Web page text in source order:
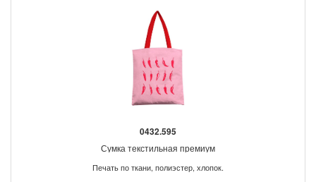
0432.595
Сумка текстильная премиум
Печать по ткани, полиэстер, хлопок.